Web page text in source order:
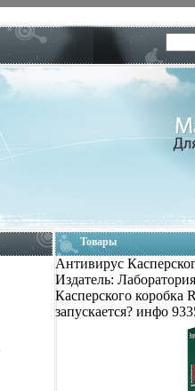
Товары
Антивирус
Издатель:
Касперского коробка
запускается? инфо